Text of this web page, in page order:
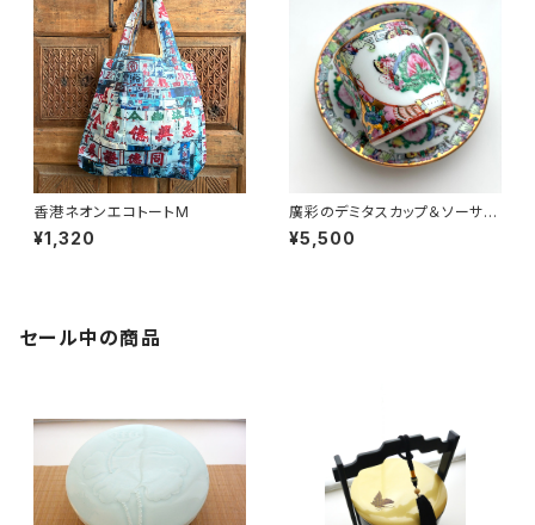
香港ネオンエコトートM
¥1,320
廣彩のデミタスカップ＆ソーサー
（70年代廣彩デッドストック）
¥5,500
セール中の商品